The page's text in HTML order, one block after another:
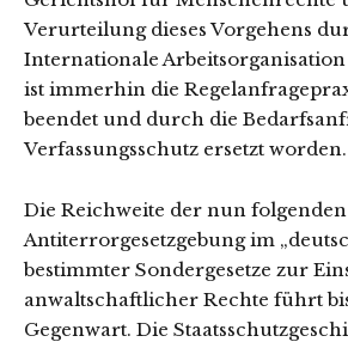
Verurteilung dieses Vorgehens
Internationale
ist immerhin die
beendet und durch die
Verfassungsschutz ersetzt worden.
Die Reichweite der nun folgenden
Antiterrorgesetzgebung im
bestimmter Sondergesetze zur
anwaltschaftlicher Rechte führt
Gegenwart. Die